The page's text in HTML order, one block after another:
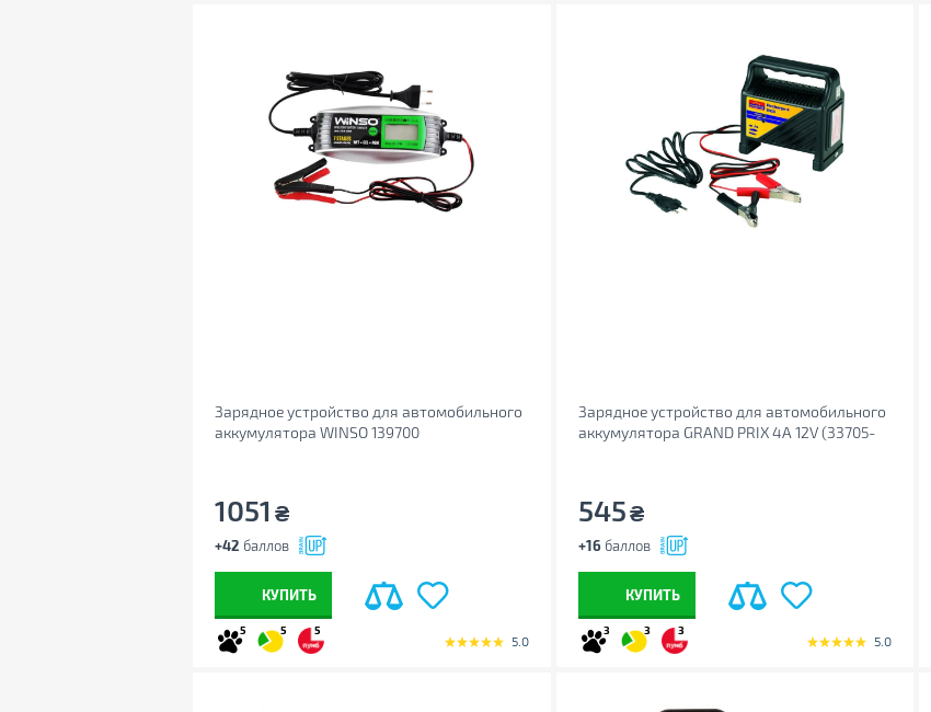
Зарядное устройство для автомобильного
аккумулятора WINSO 139700
1051 ₴
+42 баллов
КУПИТЬ
5 5 5
5.0
Зарядное устройство для автомобильного
аккумулятора GRAND PRIX 4A 12V (33705-
545₴
+16 баллов
КУПИТЬ
3 3 3
5.0